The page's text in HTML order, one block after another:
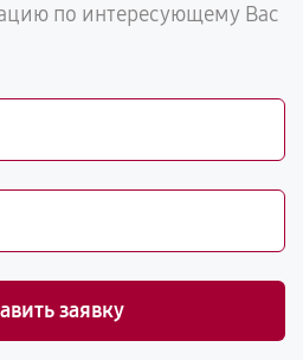
по интересующему Вас
заявку